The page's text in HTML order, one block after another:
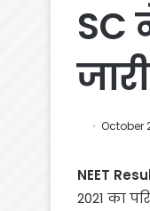
SC
October
NEET
2021 का